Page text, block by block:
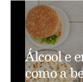
Álcool e
como a